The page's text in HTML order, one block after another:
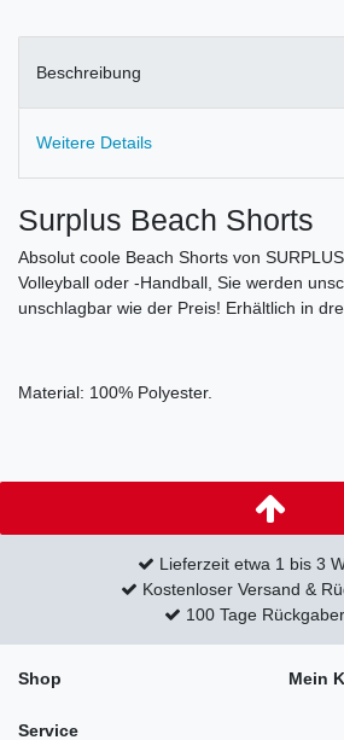
Beschreibung
Weitere Details
Surplus Beach Shorts
Absolut coole Beach Shorts von
Volleyball oder -Handball, Sie werden
unschlagbar wie der Preis! Erhältlich in
Material: 100% Polyester.
Lieferzeit etwa 1 bis 3
Kostenloser Versand &
100 Tage
Shop Mein
Service